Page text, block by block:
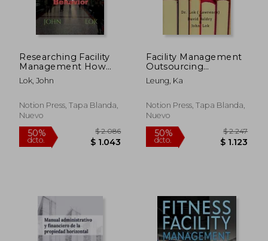
50%
dcto.
50%
dcto.
Researching Facility
Management How
Influences Consumer
Behavior (en Inglés)
Lok, John
Notion Press, Tapa Blanda,
Nuevo
Facility Management
Outsourcing
Relationship (en
Inglés)
Leung, Ka
Notion Press, Tapa Blanda,
Nuevo